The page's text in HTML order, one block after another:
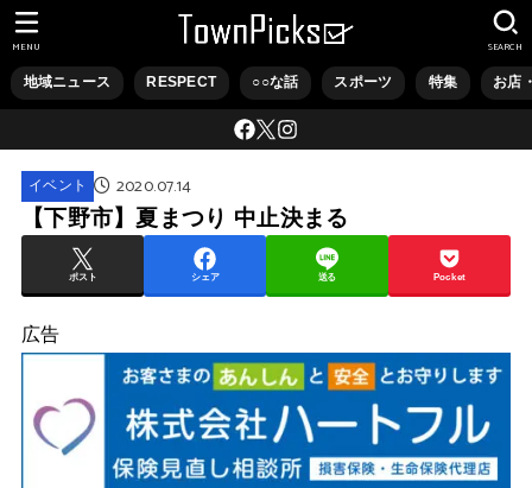
地域ニュース RESPECT ○○な話 スポーツ 特集 お店
SEARCH
MENU
イベント 2020.07.14
【下野市】夏まつり 中止決まる
ポスト シェア 送る Pocket
広告